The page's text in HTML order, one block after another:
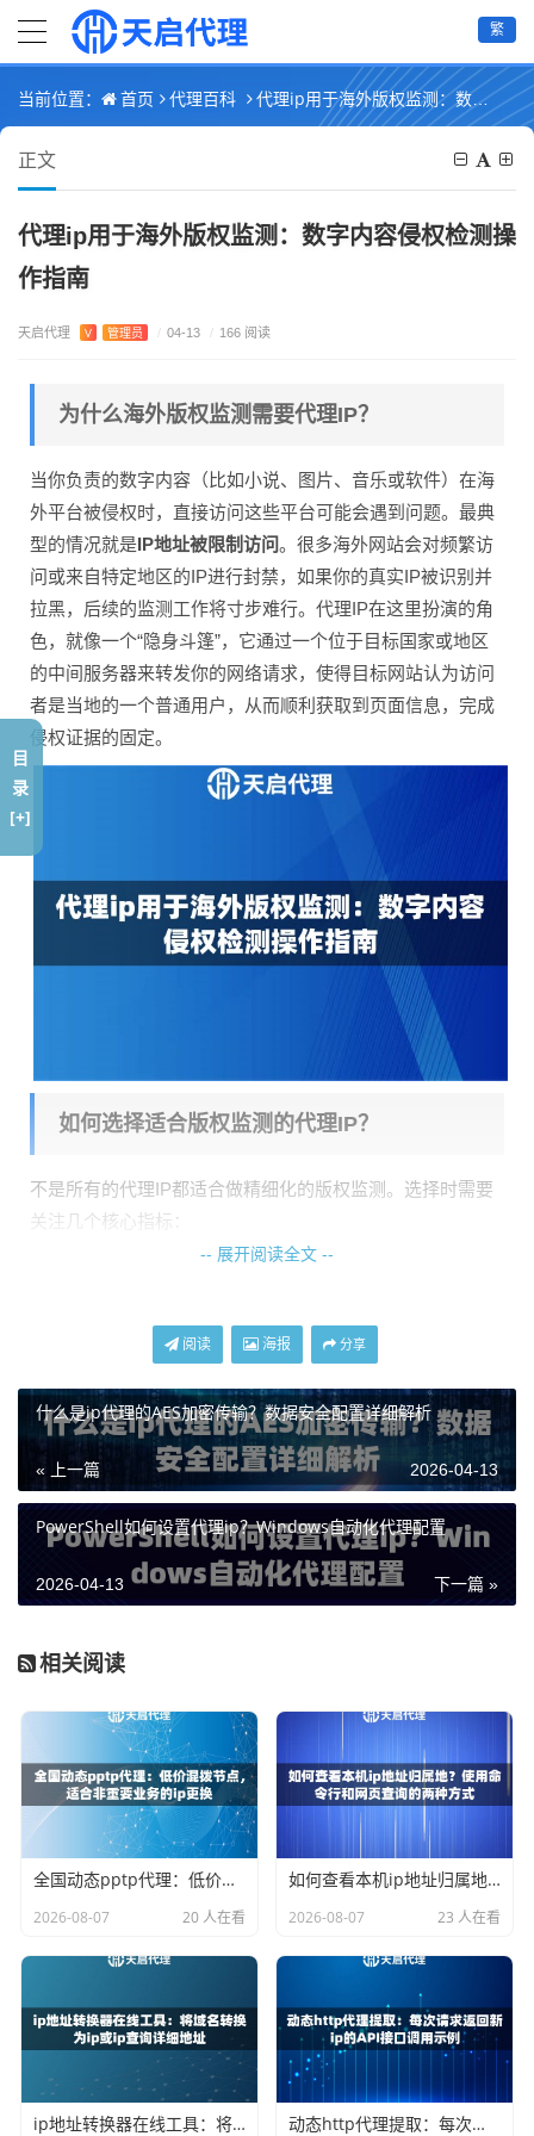
繁
当前位置： 首页 代理百科 代理ip用于海外版权监测：数字内容侵权检测操作指南
正文
代理ip用于海外版权监测：数字内容侵权检测操
作指南
天启代理 V 管理员 / 04-13 / 166 阅读
为什么海外版权监测需要代理IP？
当你负责的数字内容（比如小说、图片、音乐或软件）在海
外平台被侵权时，直接访问这些平台可能会遇到问题。最典
型的情况就是IP地址被限制访问。很多海外网站会对频繁访
问或来自特定地区的IP进行封禁，如果你的真实IP被识别并
拉黑，后续的监测工作将寸步难行。代理IP在这里扮演的角
色，就像一个“隐身斗篷”，它通过一个位于目标国家或地区
的中间服务器来转发你的网络请求，使得目标网站认为访问
者是当地的一个普通用户，从而顺利获取到页面信息，完成
侵权证据的固定。
如何选择适合版权监测的代理IP？
不是所有的代理IP都适合做精细化的版权监测。选择时需要
关注几个核心指标：
监测工作需要长时间、不间断地运行，因
键数据抓取失败。天启代理的IP可用率稳定在99%以上，这
为持续监测提供了基础保障。
响应速度：监测程序需要快速加载大量网页来筛查侵权内
容，响应延迟直接影响到效率。低于10毫秒的延迟意味着几
乎感觉不到的等待时间。
IP池规模与纯净度： 一个庞大的、由自建机房管理的IP池
（如天启代理覆盖全国200+城市的节点）能有效避免因单个I
P过度使用而被封禁的风险。纯净的网络环境也减少了被目
标网站安全机制误判的几率。
协议支持：确保代理服务商支持HTTP/HTTPS乃至SOCKS5
构建自动化监测流程的关键步骤
将代理IP融入版权监测，可以构建一个高效的自动化流程，
主要分为四步：
第一步：确定监测目标与关键词。清晰地列出你的原创内容
名称、作者名、独有的特征代码等，作为核心监测关键词。
将天启代理提供的API接口
集成到你的数据采集工具（如爬虫脚本）中。工具会通过AP
I自动获取新鲜、可用的代理IP，并轮换使用这些IP去访问目
标网站。
-- 展开阅读全文 --
阅读 海报 分享
什么是ip代理的AES加密传输？数据安全配置详细解析
« 上一篇 2026-04-13
PowerShell如何设置代理ip？Windows自动化代理配置
下一篇 »
2026-04-13
相关阅读
全国动态pptp代理：低价混拨节点，适合非重要业务的ip更换
2026-08-07 20 人在看
如何查看本机ip地址归属地？使用命令行和网页查询的两种方式
2026-08-07 23 人在看
ip地址转换器在线工具：将域名转换为ip或ip查询详细地址 动态http代理提取：每次请求返回新ip的API接口调用示例
目
录
[+]